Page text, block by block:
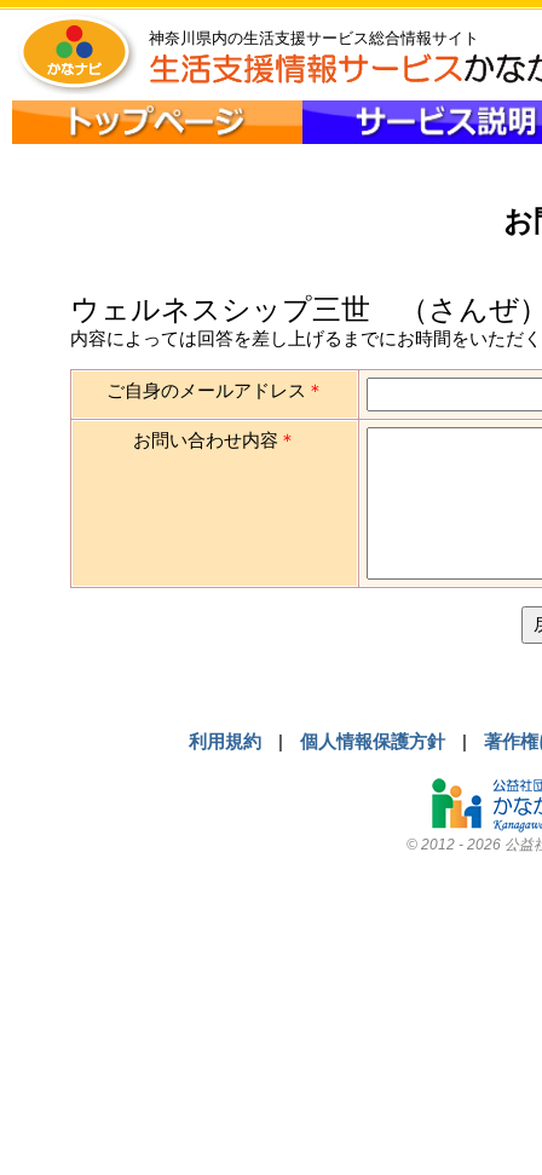
神奈川県内の生活支援サービス総合情報サイト
お
ウェルネスシップ三世 （さんぜ
内容によっては回答を差し上げるまでにお時間をいただ
ご自身のメールアドレス ＊
お問い合わせ内容 ＊
利用規約 | 個人情報保護方針 | 著作
© 2012 - 2026 公益